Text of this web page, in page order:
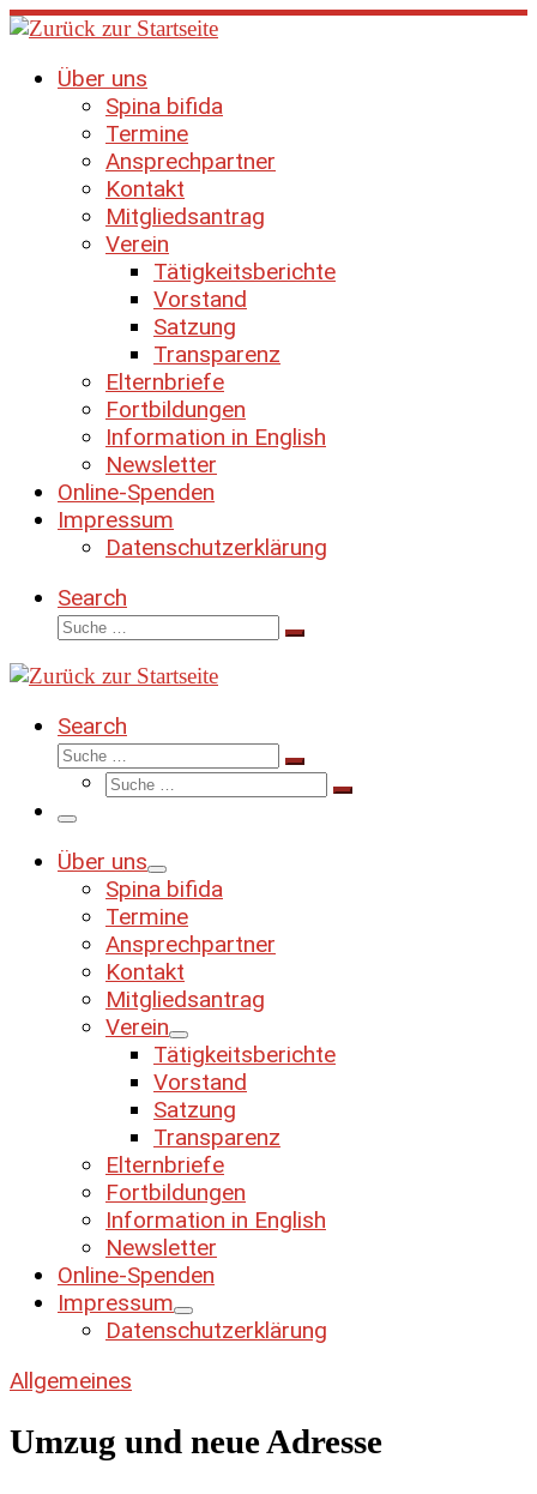
Zum
springenÜber uns
Spina bifida
Termine
Ansprechpartner
Kontakt
Mitgliedsantrag
Verein
Tätigkeitsberichte
Vorstand
Satzung
Transparenz
Elternbriefe
Fortbildungen
Information in English
Newsletter
Online-Spenden
Impressum
Datenschutzerklärung
Search
Suche
Suche
Search
Suche
Suche
Suche
Suche
Menü
Über uns
Spina bifida
Termine
Ansprechpartner
Kontakt
Mitgliedsantrag
Verein
Tätigkeitsberichte
Vorstand
Satzung
Transparenz
Elternbriefe
Fortbildungen
Information in English
Newsletter
Online-Spenden
Impressum
Datenschutzerklärung
Allgemeines
Umzug und neue Adresse